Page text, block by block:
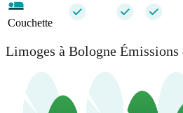
Couchette
Limoges à Bologne Émissions